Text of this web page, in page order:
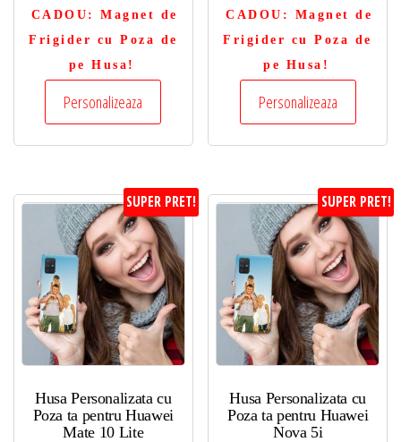
CADOU : Magnet de
Frigider cu Poza de
pe Husa!
Personalizeaza
CADOU : Magnet de
Frigider cu Poza de
pe Husa!
Personalizeaza
SUPER PRET!
Husa Personalizata cu
Poza ta pentru Huawei
Mate 10 Lite
SUPER PRET!
Husa Personalizata cu
Poza ta pentru Huawei
Nova 5i